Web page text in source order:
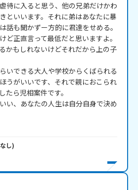
待に入ると思う、他の兄弟だけかわ
といいます。それに弟はあなたに暴
話も聞かずー方的に君達をせめる。
ど正直言って最低だと思いますよ。
かもしれないけどそれだから上の子
いできる大人や学校からくばられる
うがいいです、それで親におこられ
たら児相案件です。
い、あなたの人生は自分自身で決め
し)